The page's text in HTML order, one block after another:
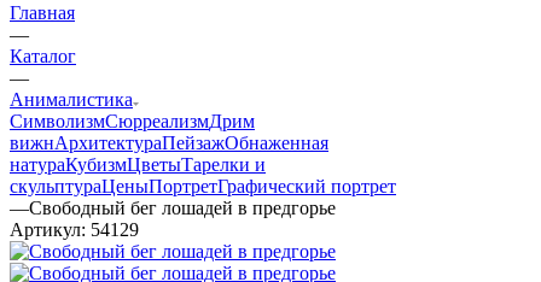
Главная
—
Каталог
—
Анималистика
СимволизмСюрреализмДрим
вижнАрхитектураПейзажОбнаженная
натураКубизмЦветыТарелки и
скульптураЦеныПортретГрафический портрет
—Свободный бег лошадей в предгорье
Артикул: 54129